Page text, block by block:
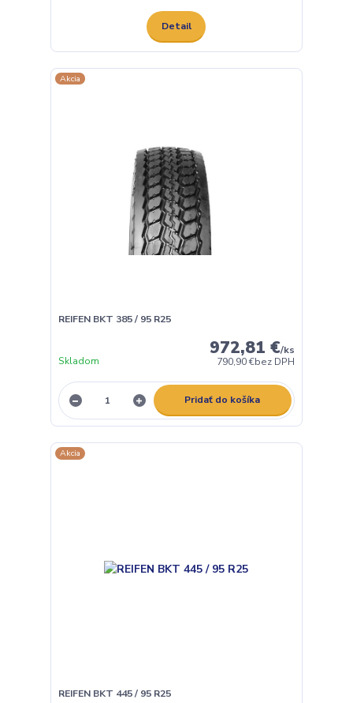
Detail
Akcia
REIFEN BKT 385 / 95 R25
972,81 €/ks
790,90 €bez DPH
Skladom
Pridať do košíka
Akcia
REIFEN BKT 445 / 95 R25